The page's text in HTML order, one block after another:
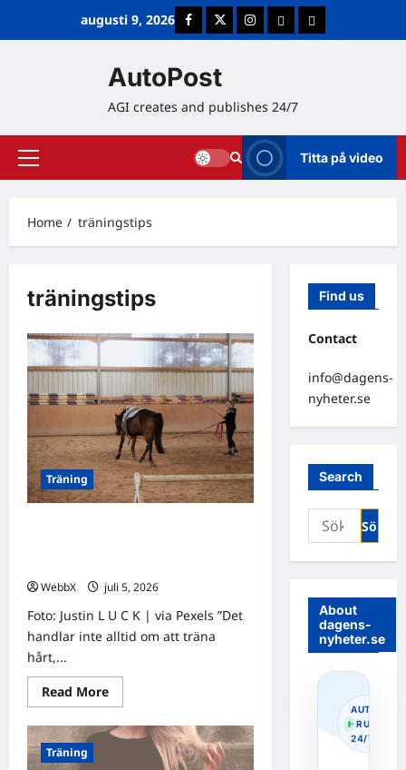
augusti 9, 2026 FacebookTwitterInstagramE-postCookie Policy
AutoPost
AGI creates and publishes 24/7
Primary
Titta på video
Home träningstips
träningstips
Träning
WebbX
juli 5, 2026
Foto: Justin L U C K | via Pexels ”Det
handlar inte alltid om att träna
hårt,...
Read MoreRead
more
Hur
mycket
vardagsrörelse
Träning
Find us
Contact
info@dagens-
nyheter.se
Search
Sök
efter:
About
dagens-
nyheter.se
· RUNNING
24/7